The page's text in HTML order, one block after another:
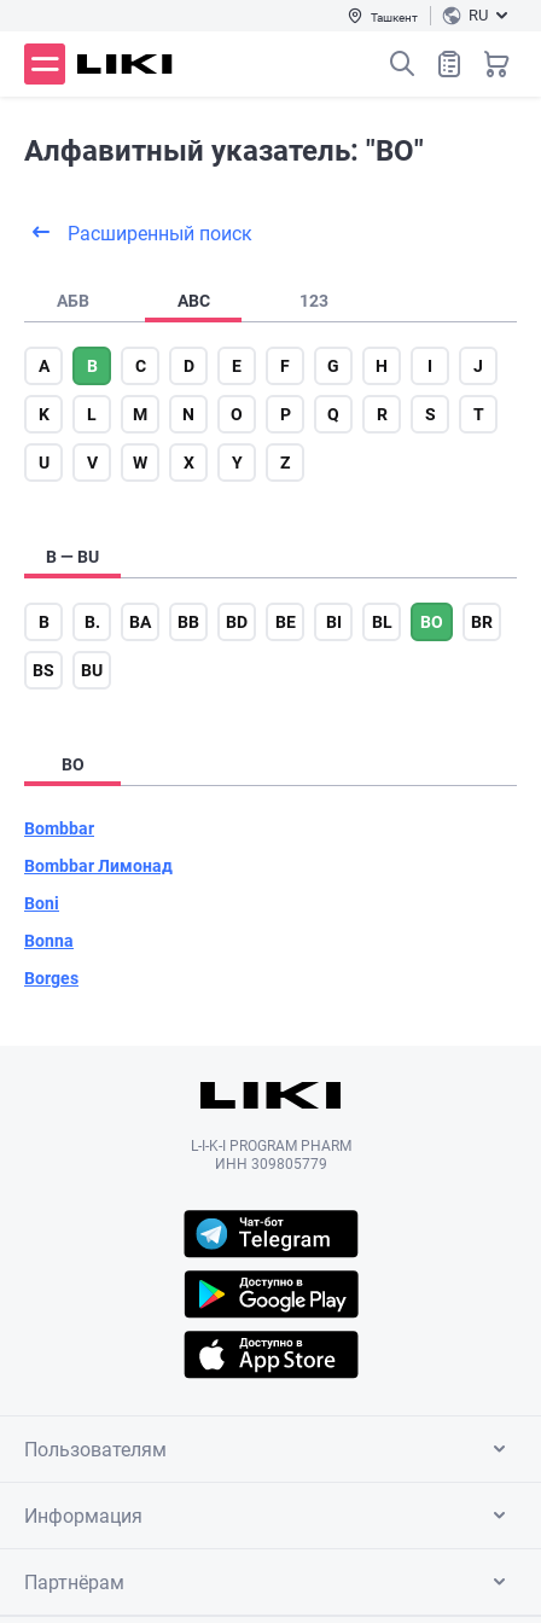
Ташкент RU
Алфавитный указатель: "BO"
Расширенный поиск
АБВ ABC 123
A B C D E F G H I J
K L M N O P Q R S T
U V W X Y Z
B — BU
B B. BA BB BD BE BI BL BO BR
BS BU
BO
Bombbar
Bombbar Лимонад
Boni
Bonna
Borges
L-I-K-I PROGRAM PHARM
ИНН 309805779
Пользователям
Информация
Партнёрам